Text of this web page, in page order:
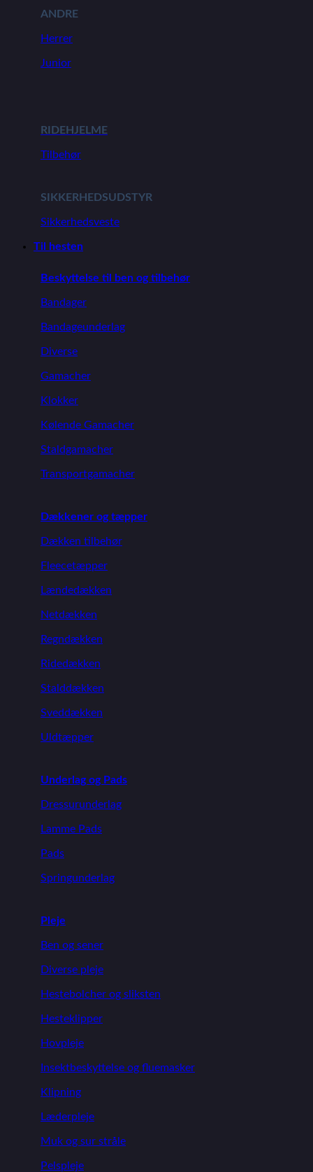
ANDRE
Herrer
Junior
RIDEHJELME
Tilbehør
SIKKERHEDSUDSTYR
Sikkerhedsveste
Til hesten
Beskyttelse til ben og tilbehør
Bandager
Bandageunderlag
Diverse
Gamacher
Klokker
Kølende Gamacher
Staldgamacher
Transportgamacher
Dækkener og tæpper
Dækken tilbehør
Fleecetæpper
Lændedækken
Netdækken
Regndækken
Ridedækken
Stalddækken
Sveddækken
Uldtæpper
Underlag og Pads
Dressurunderlag
Lamme Pads
Pads
Springunderlag
Pleje
Ben og sener
Diverse pleje
Hestebolcher og sliksten
Hesteklipper
Hovpleje
Insektbeskyttelse og fluemasker
Klipning
Læderpleje
Muk og sur stråle
Pelspleje